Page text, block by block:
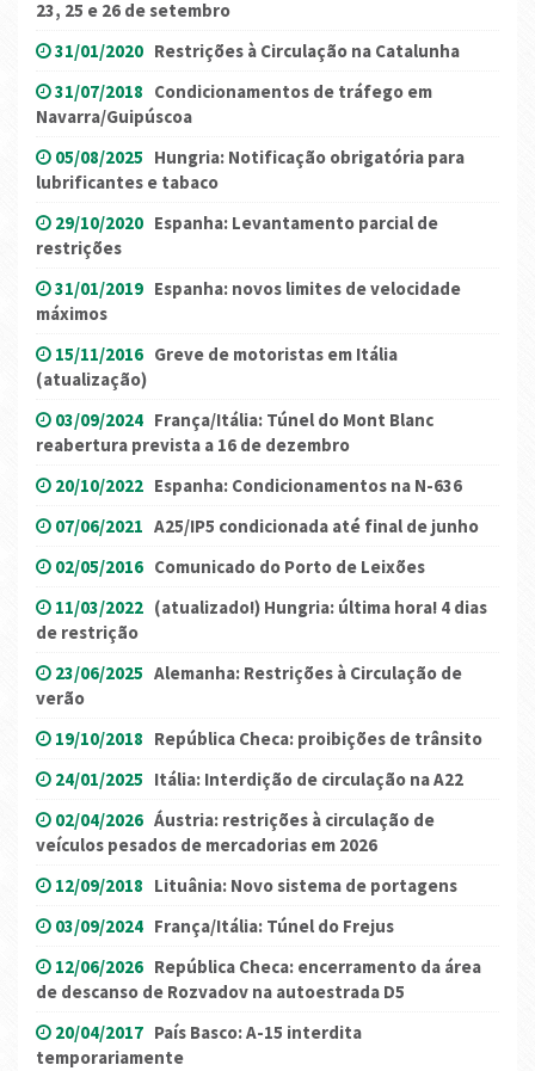
23, 25 e 26 de setembro
31/01/2020 Restrições à Circulação na Catalunha
31/07/2018 Condicionamentos de tráfego em
Navarra/Guipúscoa
05/08/2025 Hungria: Notificação obrigatória para
lubrificantes e tabaco
29/10/2020 Espanha: Levantamento parcial de
restrições
31/01/2019 Espanha: novos limites de velocidade
máximos
15/11/2016 Greve de motoristas em Itália
(atualização)
03/09/2024 França/Itália: Túnel do Mont Blanc
reabertura prevista a 16 de dezembro
20/10/2022 Espanha: Condicionamentos na N-636
07/06/2021 A25/IP5 condicionada até final de junho
02/05/2016 Comunicado do Porto de Leixões
11/03/2022 (atualizado!) Hungria: última hora! 4 dias
de restrição
23/06/2025 Alemanha: Restrições à Circulação de
verão
19/10/2018 República Checa: proibições de trânsito
24/01/2025 Itália: Interdição de circulação na A22
02/04/2026 Áustria: restrições à circulação de
veículos pesados ​​de mercadorias em 2026
12/09/2018 Lituânia: Novo sistema de portagens
03/09/2024 França/Itália: Túnel do Frejus
12/06/2026 República Checa: encerramento da área
de descanso de Rozvadov na autoestrada D5
20/04/2017 País Basco: A-15 interdita
temporariamente